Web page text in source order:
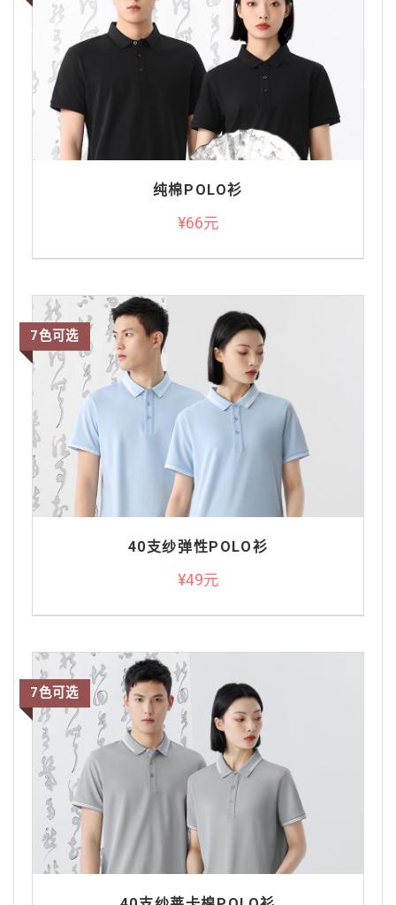
纯棉POLO衫
¥66元
40支纱弹性POLO衫
¥49元
7色可选
7色可选